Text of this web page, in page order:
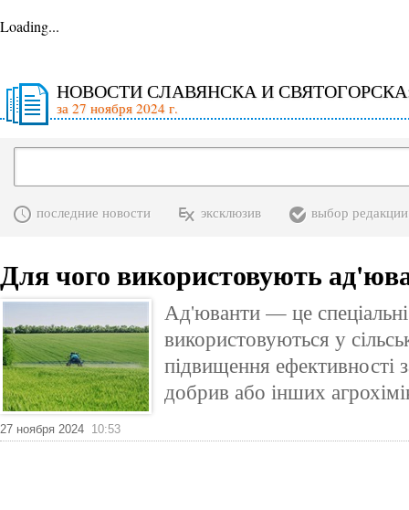
Loading...
НОВОСТИ СЛАВЯНСКА И
за 27 ноября 2024 г.
последние новости эксклюзив выбор редакции
Для чого використовують
Ад'юванти — це
використовуються у
підвищення ефективності
добрив або інших
27 ноября 2024 10:53